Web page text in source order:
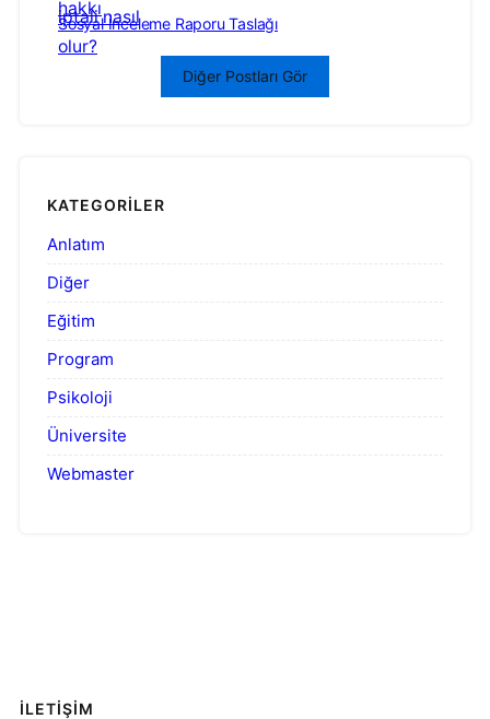
Sosyal İnceleme Raporu Taslağı
Diğer Postları Gör
KATEGORILER
Anlatım
Diğer
Eğitim
Program
Psikoloji
Üniversite
Webmaster
İLETİŞİM